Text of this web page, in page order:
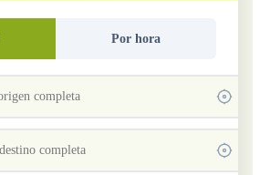
Por hora